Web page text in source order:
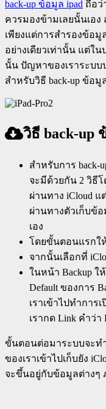
back-up ข้อมูล ipad ถือว่
ควรมองข้ามเลยนั้นเอง
เพียงแต่การสำรองข้อ
อย่างเดียวเท่านั้น แต่ใน
นั้น ปัญหาของเราระบ
สำหรับวิธี back-up ข้อ
วิธี back-up
สำหรับการ back-
จะมีด้วยกัน 2 วิธีโ
ผ่านทาง iCloud แ
ผ่านทางตัวเก็บข้
เอง
โดยขั้นตอนแรกให้
จากนั้นเลือกที่
ในหน้า Backup ใ
Default ของการ
เราเข้าไปทำการ
เรากด Link คำว่า
ขั้นตอนต่อมาระบบจะทำ
ของเราเข้าไปเก็บยัง
จะขึ้นอยู่กับข้อมูลต่างๆ